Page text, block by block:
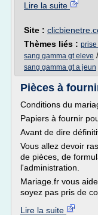
Lire la suite
Site :
Thèmes liés : prise
sang gamma gt eleve /
sang gamma gt a jeun
Pièces à
Conditions du
Papiers à fournir
Avant de dire
Vous allez devoir
de pièces, de
l'administration.
Mariage.fr vous
soyez pas pris de
Lire la suite